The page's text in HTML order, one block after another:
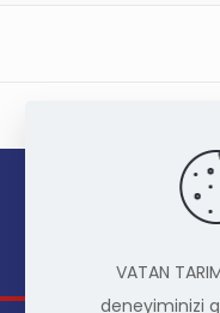
İLETİŞİM
VATAN
deneyiminizi